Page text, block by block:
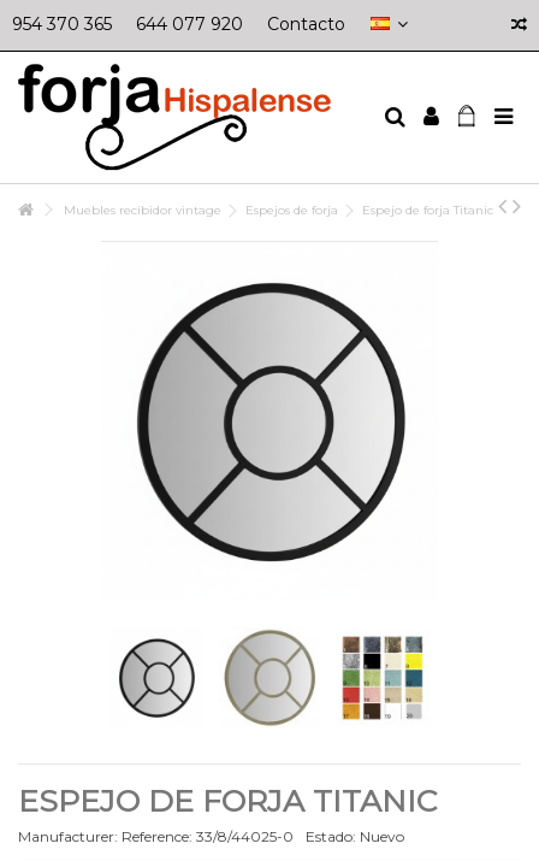
954 370 365 644 077 920 Contacto
Muebles recibidor vintage Espejos de forja Espejo de forja Titanic
ESPEJO DE FORJA TITANIC
Manufacturer: Reference: 33/8/44025-0 Estado: Nuevo